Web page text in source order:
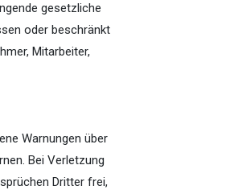
gesetzliche
oder beschränkt
Mitarbeiter,
Warnungen über
Bei Verletzung
Dritter frei,